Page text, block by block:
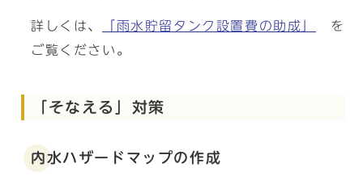
詳しくは、 「雨水貯留タンク設置費の助成」
を
ご覧ください。
「そなえる」対策
内水ハザードマップの作成